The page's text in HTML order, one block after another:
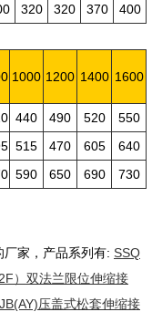
320 320 370 400
1000 1200 1400 1600
440 490 520
550
515 470 605
640
590 650 690 730
家，产品系列有: SSQ
）双法兰限位伸缩接
压盖式松套伸缩接